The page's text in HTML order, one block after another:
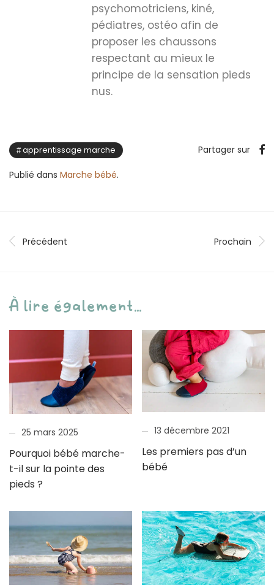
psychomotriciens, kiné,
pédiatres, ostéo afin de
proposer les chaussons
respectant au mieux le
principe de la sensation pieds
nus.
apprentissage marche
Publié dans Marche bébé.
Partager sur
Précédent Prochain
À lire également...
25 mars 2025
Pourquoi bébé marche-
t-il sur la pointe des
pieds ?
13 décembre 2021
Les premiers pas d’un
bébé